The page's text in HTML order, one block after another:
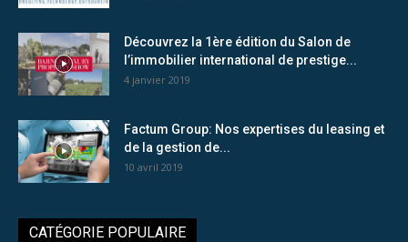
Découvrez la 1ère édition du Salon de
l’immobilier international de prestige...
4 janvier 2019
Factum Group: Nos expertises du leasing et
de la gestion de...
10 avril 2019
CATÉGORIE POPULAIRE